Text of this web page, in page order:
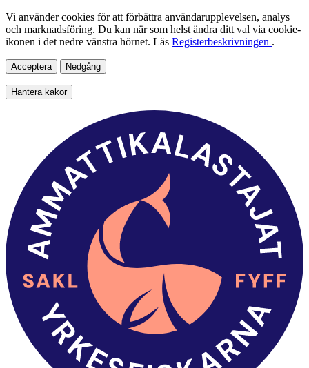
Vi använder cookies för att förbättra användarupplevelsen, analys
och marknadsföring. Du kan när som helst ändra ditt val via cookie-
ikonen i det nedre vänstra hörnet. Läs Registerbeskrivningen .
Acceptera Nedgång
Hantera kakor